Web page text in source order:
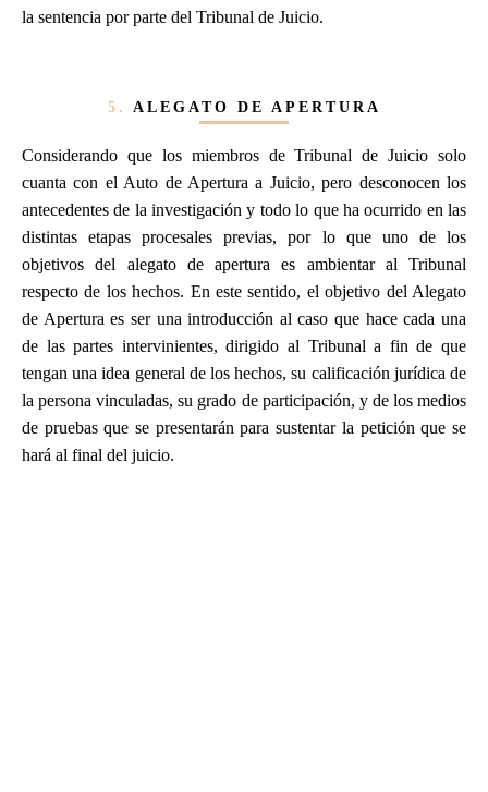
la sentencia por parte del Tribunal de Juicio.
5. ALEGATO DE APERTURA
Considerando que los miembros de Tribunal de Juicio solo
cuanta con el Auto de Apertura a Juicio, pero desconocen los
antecedentes de la investigación y todo lo que ha ocurrido en las
distintas etapas procesales previas, por lo que uno de los
objetivos del alegato de apertura es ambientar al Tribunal
respecto de los hechos. En este sentido, el objetivo del Alegato
de Apertura es ser una introducción al caso que hace cada una
de las partes intervinientes, dirigido al Tribunal a fin de que
tengan una idea general de los hechos, su calificación jurídica de
la persona vinculadas, su grado de participación, y de los medios
de pruebas que se presentarán para sustentar la petición que se
hará al final del juicio.